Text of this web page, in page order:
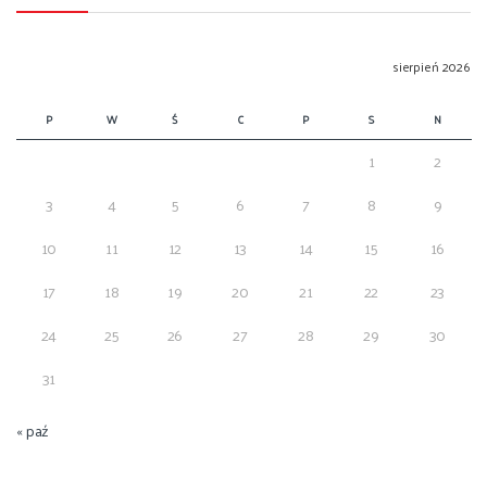
sierpień 2026
P W Ś C P S N
1
2
3
4 5 6 7 8
9
10
11 12 13 14 15
16
17
18 19 20 21 22
23
24
25 26 27 28 29
30
31
« paź